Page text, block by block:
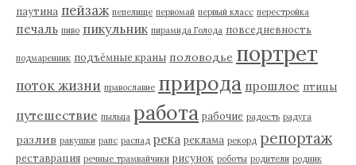
паутина пейзаж пепелище первомай первый класс перестройка
печаль пиво пикульник пирамида Голода повседневность
подмаренник подъёмные краны половодье портрет
поток жизни православие природа прошлое птицы
путешествие пыльца работа рабочие радость радуга
разлив ракушки рапс распад река реклама рекорд репортаж
реставрация речные трамвайчики рисунок роботы родители родник